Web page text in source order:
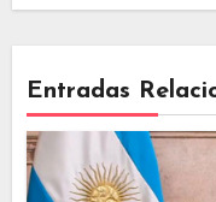
Entradas